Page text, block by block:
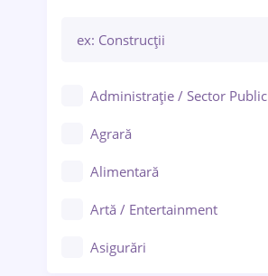
Administrație / Sector Public
Agrară
Alimentară
Artă / Entertainment
Asigurări